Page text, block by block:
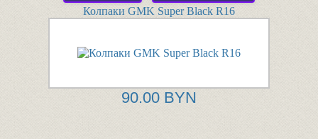
Колпаки GMK Super Black R16
90.00 BYN